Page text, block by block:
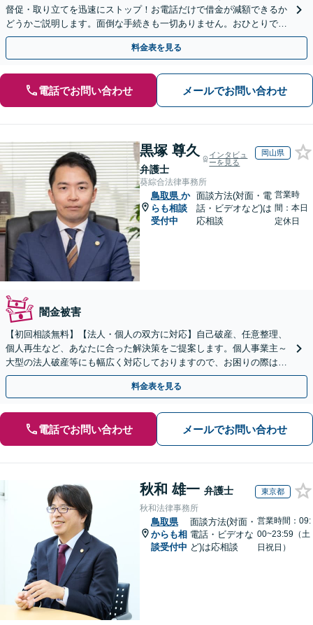
督促・取り立てを迅速にストップ！お電話だけで借金が減額できるか
どうかご説明します。面倒な手続きも一切ありません。おひとりで悩
まず、お気軽にご相談ください。【電話相談可】
料金表を見る
電話でお問い合わせ メールでお問い合わせ
黒塚 尊久
弁護士
インタビュ
ーを見る
岡山県
葵綜合法律事務所
鳥取県 か
らも相談
受付中
面談方法(対面・電
話・ビデオなど)は
応相談
営業時
間：本日
定休日
闇金被害
【初回相談無料】【法人・個人の双方に対応】自己破産、任意整理、
個人再生など、あなたに合った解決策をご提案します。個人事業主～
大型の法人破産等にも幅広く対応しておりますので、お困りの際はご
相談ください。新たなスタートを丁寧に支援いたします。
料金表を見る
電話でお問い合わせ メールでお問い合わせ
秋和 雄一 弁護士 東京都
秋和法律事務所
鳥取県
からも相
談受付中
面談方法(対面・
電話・ビデオな
ど)は応相談
営業時間：09:
00~23:59（土
日祝日）